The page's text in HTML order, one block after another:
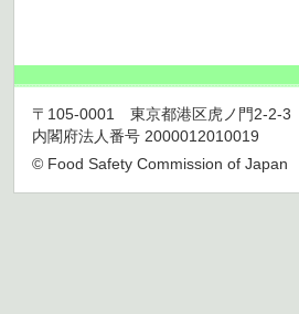
〒105-0001 東京都港区虎ノ門2-2-3
内閣府法人番号 2000012010019
© Food Safety Commission of Japan